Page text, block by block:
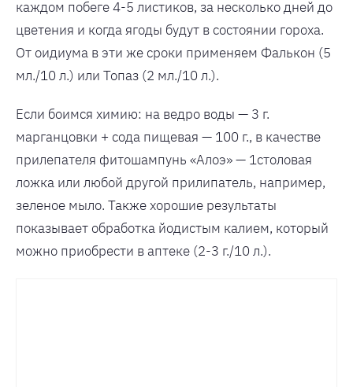
каждом побеге 4-5 листиков, за несколько дней до
цветения и когда ягоды будут в состоянии гороха.
От оидиума в эти же сроки применяем Фалькон (5
мл./10 л.) или Топаз (2 мл./10 л.).
Если боимся химию: на ведро воды — 3 г.
марганцовки + сода пищевая — 100 г., в качестве
прилепателя фитошампунь «Алоэ» — 1столовая
ложка или любой другой прилипатель, например,
зеленое мыло. Также хорошие результаты
показывает обработка йодистым калием, который
можно приобрести в аптеке (2-3 г./10 л.).